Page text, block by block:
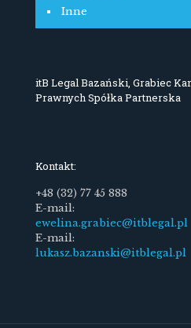
Inne
itB Legal Bazański, Grabiec
Prawnych Spółka Partnerska
Kontakt:
+48 (32) 77 45 888
E-mail:
ewelina.grabiec@itblegal.pl
E-mail:
lukasz.bazanski@itblegal.pl